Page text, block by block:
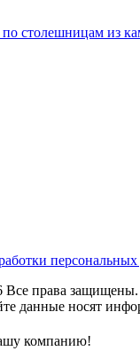
столешницам из
права защищены.
данные носят
компанию!